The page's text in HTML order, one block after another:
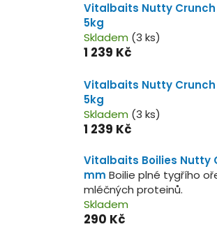
Vitalbaits Nutty Crunch
5kg
Skladem (3 ks)
1 239 Kč
Vitalbaits Nutty Crunch
5kg
Skladem (3 ks)
1 239 Kč
Vitalbaits Boilies Nutty
mm Boilie plné tygřího
mléčných proteinů.
Skladem
290 Kč